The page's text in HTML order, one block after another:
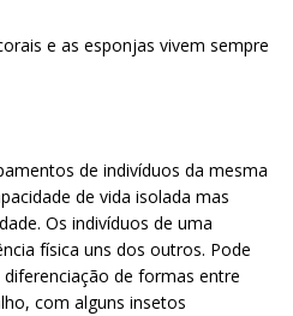
e as esponjas vivem sempre
de indivíduos da mesma
de vida isolada mas
Os indivíduos de uma
física uns dos outros. Pode
de formas entre
com alguns insetos